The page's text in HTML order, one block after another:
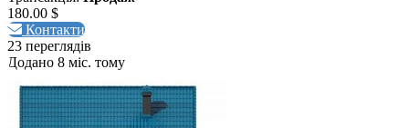
180.00 $
Контакти
23 переглядів
Додано 8 міс. тому